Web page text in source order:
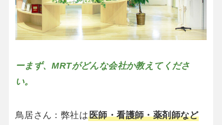
ーまず、MRTがどんな会社か教えてくださ
い。
鳥居さん：弊社は医師・看護師・薬剤師など